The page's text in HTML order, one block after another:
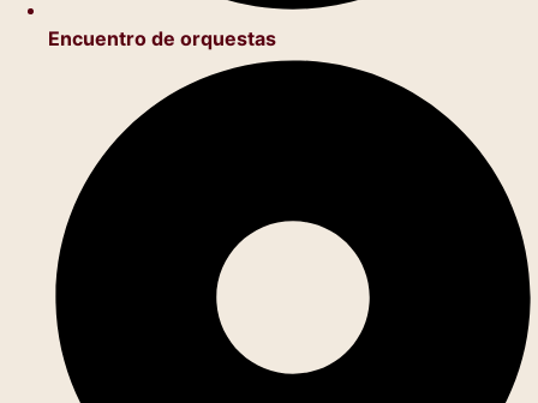
Encuentro de orquestas